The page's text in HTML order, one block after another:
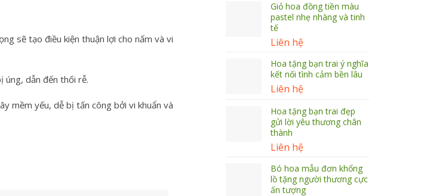
sẽ tạo điều kiện thuận lợi cho nấm và vi
úng, dẫn đến thối rễ.
mềm yếu, dễ bị tấn công bởi vi khuẩn và
Giỏ hoa đồng tiền màu
pastel nhẹ nhàng và tinh
tế
Liên hệ
Hoa tặng bạn trai ý nghĩa
kết nối tình cảm bền lâu
Liên hệ
Hoa tặng bạn trai đẹp
gửi lời yêu thương chân
thành
Liên hệ
Bó hoa mẫu đơn khổng
lồ tặng người thương cực
ấn tượng